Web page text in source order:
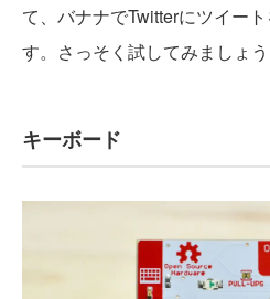
て、バナナでTwitterにツイー
す。さっそく試してみましょう
キーボード